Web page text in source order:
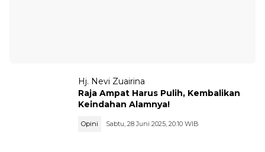
Hj. Nevi Zuairina
Raja Ampat Harus Pulih, Kembalikan
Keindahan Alamnya!
Opini Sabtu, 28 Juni 2025, 20:10 WIB